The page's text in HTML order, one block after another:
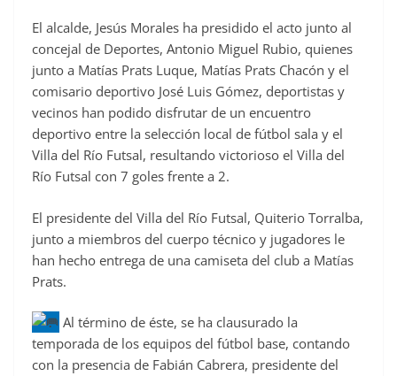
k
El alcalde, Jesús Morales ha presidido el acto junto al
concejal de Deportes, Antonio Miguel Rubio, quienes
junto a Matías Prats Luque, Matías Prats Chacón y el
comisario deportivo José Luis Gómez, deportistas y
vecinos han podido disfrutar de un encuentro
deportivo entre la selección local de fútbol sala y el
Villa del Río Futsal, resultando victorioso el Villa del
Río Futsal con 7 goles frente a 2.
El presidente del Villa del Río Futsal, Quiterio Torralba,
junto a miembros del cuerpo técnico y jugadores le
han hecho entrega de una camiseta del club a Matías
Prats.
Al término de éste, se ha clausurado la
temporada de los equipos del fútbol base, contando
con la presencia de Fabián Cabrera, presidente del